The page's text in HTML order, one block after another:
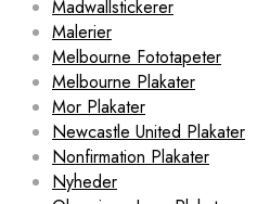
Madwallstickerer
Malerier
Melbourne Fototapeter
Melbourne Plakater
Mor Plakater
Newcastle United Plakater
Nonfirmation Plakater
Nyheder